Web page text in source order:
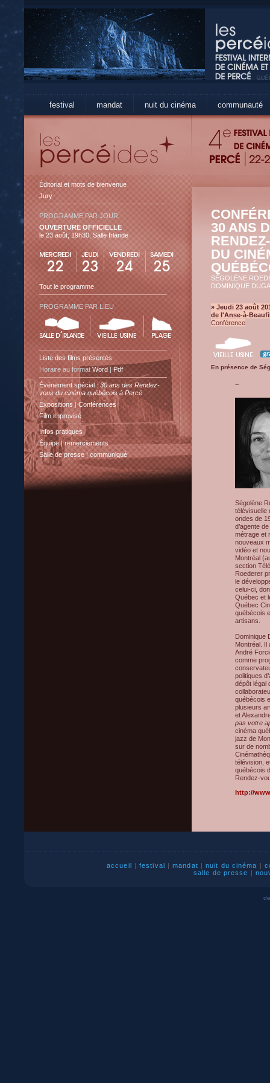
festival mandat nuit du cinéma communauté
Éditorial et mots de bienvenue
Jury
PROGRAMME PAR JOUR
OUVERTURE OFFICIELLE
le 23 août, 19h30, Salle Irlande
Tout le programme
PROGRAMME PAR LIEU
Liste des films présentés
Horaire au formatWord|Pdf
Événement spécial : 30 ans des Rendez-
vous du cinéma québécois à Percé
Expositions|Conférences
Film improvisé
Infos pratiques
Équipe | remerciements
Salle de presse|communiqué
30 ANS
DU
SÉGOLÈNE
DOMINIQUE
» Jeudi 23 août
de l'Anse-à-
Conférence
En présence de
--
Ségolène
télévisuelle
ondes de
d’agente
métrage et
nouveaux
vidéo et
Montréal
section
Roederer
le
celui-ci,
Québec et
Québec
québécois
artisans.
Dominique
Montréal. Il
André
comme
politiques
dépôt légal
québécois
plusieurs
et
pas votre
cinéma
jazz de
sur de
télévision,
québécois
Rendez-
http://
accueil |festival |mandat |nuit du cinéma |
salle de presse |